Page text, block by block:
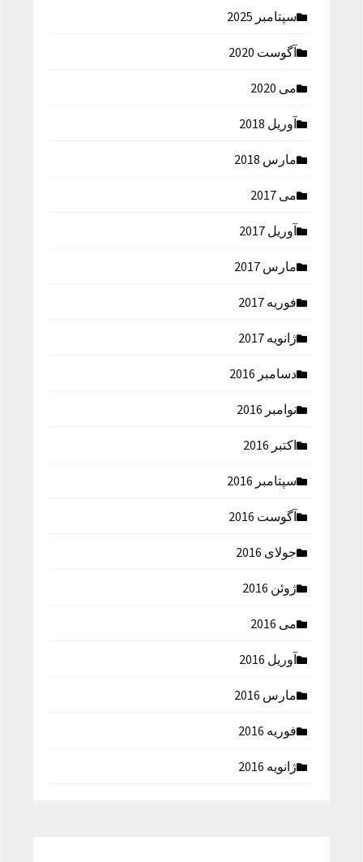
سپتامبر 2025
آگوست 2020
می 2020
آوریل 2018
مارس 2018
می 2017
آوریل 2017
مارس 2017
فوریه 2017
ژانویه 2017
دسامبر 2016
نوامبر 2016
اکتبر 2016
سپتامبر 2016
آگوست 2016
جولای 2016
ژوئن 2016
می 2016
آوریل 2016
مارس 2016
فوریه 2016
ژانویه 2016